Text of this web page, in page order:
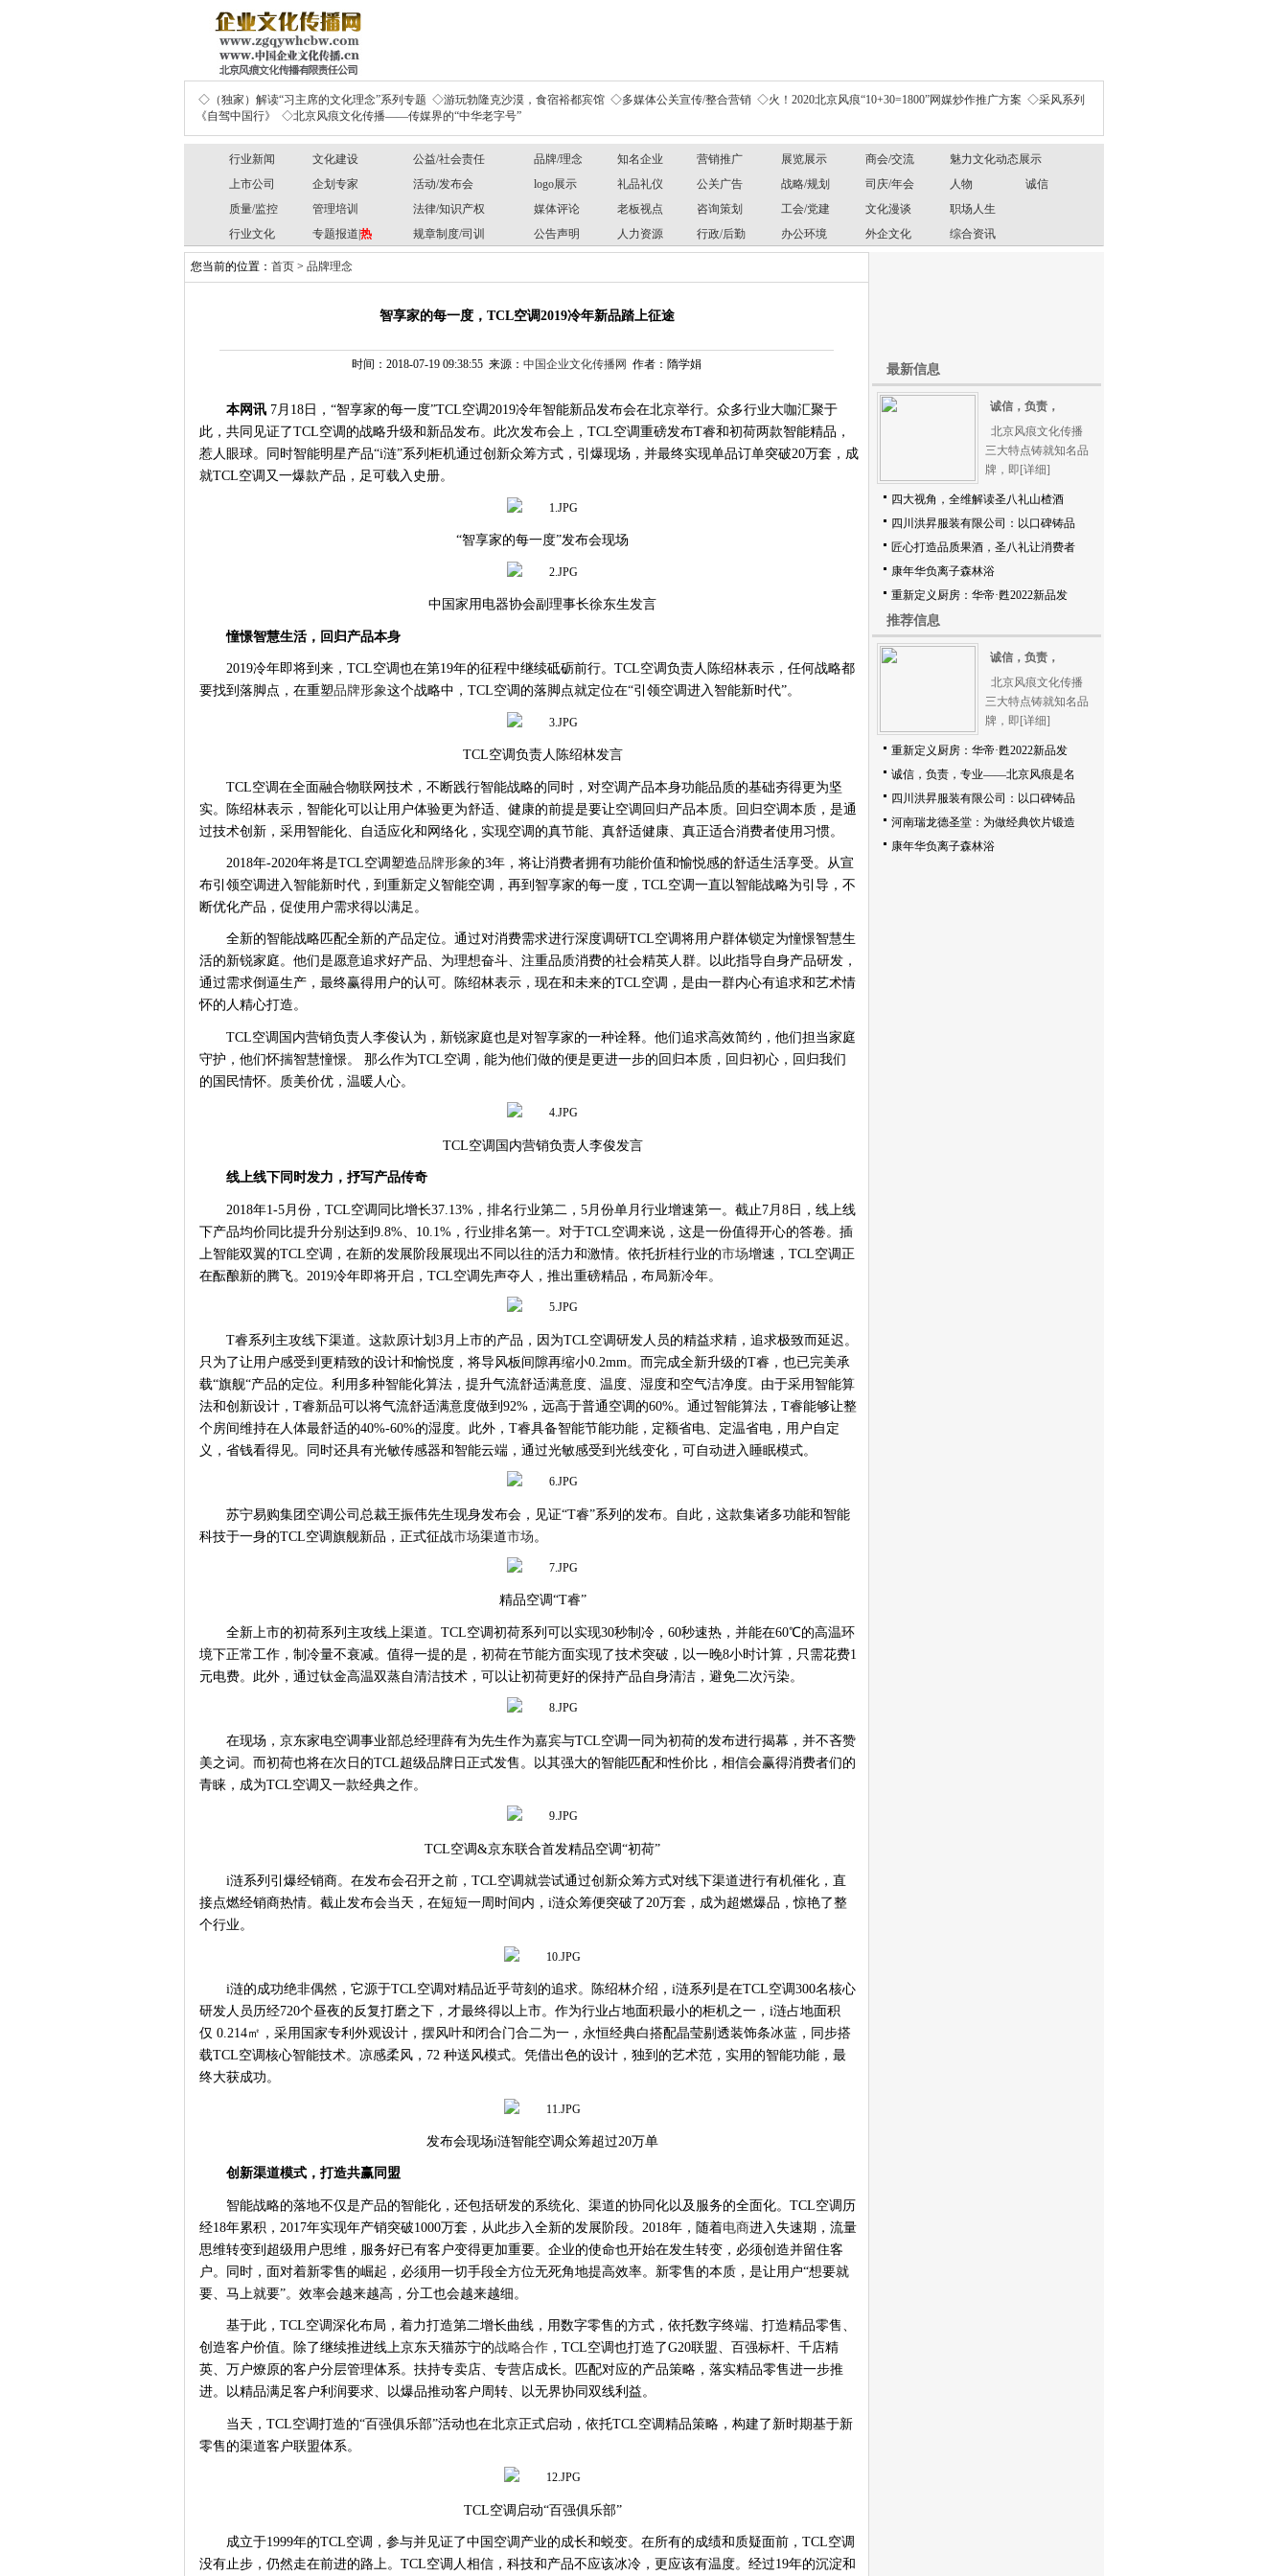
◇（独家）解读“习主席的文化理念”系列专题 ◇游玩勃隆克沙漠，食宿裕都宾馆 ◇多媒体公关宣传/整合营销 ◇火！2020北京风痕“10+30=1800”网媒炒作推广方案 ◇采风系列
《自驾中国行》
◇北京风痕文化传播——传媒界的“中华老字号”
行业新闻 文化建设 公益/社会责任 品牌/理念 知名企业 营销推广 展览展示 商会/交流
魅力文化动态展示
上市公司
企划专家 活动/发布会 logo展示 礼品礼仪 公关广告 战略/规划 司庆/年会 人物
诚信
质量/监控
管理培训 法律/知识产权 媒体评论 老板视点 咨询策划 工会/党建 文化漫谈
职场人生
行业文化
专题报道| 热 规章制度/司训 公告声明 人力资源 行政/后勤 办公环境 外企文化 综合资讯
您当前的位置： 首页 > 品牌理念
智享家的每一度，TCL空调2019冷年新品踏上征途
时间：2018-07-19 09:38:55 来源： 中国企业文化传播网 作者：隋学娟
本网讯 7月18日，“智享家的每一度”TCL空调2019冷年智能新品发布会在北京举行。众多行业大咖汇聚于
此，共同见证了TCL空调的战略升级和新品发布。此次发布会上，TCL空调重磅发布T睿和初荷两款智能精品，
惹人眼球。同时智能明星产品“i涟”系列柜机通过创新众筹方式，引爆现场，并最终实现单品订单突破20万套，成
就TCL空调又一爆款产品，足可载入史册。
“智享家的每一度”发布会现场
中国家用电器协会副理事长徐东生发言
憧憬智慧生活，回归产品本身
2019冷年即将到来，TCL空调也在第19年的征程中继续砥砺前行。 TCL空调负责人陈绍林表示， 任何战略都
要找到落脚点，在重塑品牌形象这个战略中， TCL空调的落脚点就定位在“引领空调进入智能新时代”。
TCL空调负责人陈绍林发言
TCL空调在全面融合物联网技术，不断践行智能战略的同时，对空调产品本身功能品质的基础夯得更为坚
实。陈绍林表示，智能化可以让用户体验更为舒适、健康的前提是要让空调回归产品本质。回归空调本质，是通
过技术创新，采用智能化、自适应化和网络化，实现空调的真节能、真舒适健康、真正适合消费者使用习惯。
2018年-2020年将是TCL空调塑造品牌形象 的3年，将让消费者拥有功能价值和愉悦感的舒适生活享受。从宣
布引领空调进入智能新时代，到重新定义智能空调，再到智享家的每一度，TCL空调一直以智能战略为引导，不
断优化产品，促使用户需求得以满足。
全新的智能战略匹配全新的产品定位。 通过对消费需求进行深度调研TCL空调将用户群体锁定为憧憬智慧生
活的新锐家庭。他们是愿意追求好产品、为理想奋斗、注重品质消费的社会精英人群。 以此指导自身产品研发，
通过需求倒逼生产，最终赢得用户的认可。陈绍林表示，现在和未来的TCL空调，是由一群内心有追求和艺术情
怀的人精心打造。
TCL空调国内营销负责人李俊认为，新锐家庭也是对智享家的一种诠释。他们追求高效简约，他们担当家庭
守护，他们怀揣智慧憧憬。 那么作为TCL空调，能为他们做的便是更进一步的回归本质，回归初心，回归我们
的国民情怀。质美价优，温暖人心。
TCL空调国内营销负责人李俊发言
线上线下同时发力，抒写产品传奇
2018年1-5 月份， TCL空调同比增长37. 13%， 排名行业第二， 5 月份单月行业增速第一。截止 7月8日，线上线
下产品均价同比提升分别达到9.8%、10.1%，行业排名第一。对于TCL空调来说，这是一份值得开心的答卷。插
上智能双翼的TCL空调，在新的发展阶段展现出不同以往的活力和激情。依托折桂行业的市场增速，TCL空调正
在酝酿新的腾飞。 2019冷年即将开启，TCL空调先声夺人，推出重磅精品，布局新冷年。
T睿系列主攻线下渠道。这款原计划3月上市的产品，因为TCL空调研发人员的精益求精，追求极致而延迟。
只为了让用户感受到更精致的设计和愉悦度，将导风板间隙再缩小0.2mm。而完成全新升级的T睿，也已完美承
载“旗舰“产品的定位。利用多种智能化算法，提升气流舒适满意度、温度、湿度和空气洁净度。由于采用智能算
法和创新设计，T睿新品可以将气流舒适满意度做到92%，远高于普通空调的60%。通过智能算法， T睿能够让整
个房间维持在人体最舒适的40%-60%的湿度。此外，T睿具备智能节能功能，定额省电、定温省电，用户自定
义，省钱看得见。同时还具有光敏传感器和智能云端，通过光敏感受到光线变化，可自动进入睡眠模式。
苏宁易购集团空调公司总裁王振伟先生现身发布会，见证“T睿”系列的发布。自此，这款集诸多功能和智能
科技于一身的TCL空调旗舰新品，正式征战市场渠道市场 。
精品空调“T睿”
全新上市的初荷系列主攻线上渠道。 TCL空调初荷系列可以实现30秒制冷，60秒速热，并能在60℃的高温环
境下正常工作，制冷量不衰减。值得一提的是，初荷在节能方面实现了技术突破，以一晚8小时计算，只需花费1
元电费。此外，通过钛金高温双蒸自清洁技术，可以让初荷更好的保持产品自身清洁，避免二次污染。
在现场， 京东家电空调事业部总经理薛有为先生作为嘉宾与TCL空调一同为初荷的发布进行揭幕，并不吝赞
美之词。而初荷也将在次日的TCL超级品牌日正式发售。以其强大的智能匹配和性价比，相信会赢得消费者们的
青睐，成为TCL空调又一款经典之作。
TCL空调&京东联合首发精品空调“初荷”
i涟系列引爆经销商。在发布会召开之前，TCL空调就尝试通过创新众筹方式对线下渠道进行有机催化，直
接点燃经销商热情。截止发布会当天，在短短一周时间内，i涟众筹便突破了20万套，成为超燃爆品，惊艳了整
个行业。
i涟的成功绝非偶然，它源于TCL空调对精品近乎苛刻的追求。陈绍林介绍， i涟系列 是在TCL空调300名核心
研发人员历经720个昼夜的反复打磨之下，才最终得以上市。 作为行业占地面积最小的柜机之一， i涟占地面积
仅 0.214㎡，采用国家专利外观设计，摆风叶和闭合门合二为一，永恒经典白搭配晶莹剔透装饰条冰蓝，同步搭
载TCL空调核心智能技术。 凉感柔风， 72 种送风模式。 凭借出色的设计，独到的艺术范，实用的智能功能，最
终大获成功。
发布会现场i涟智能空调众筹超过20万单
创新渠道模式，打造共赢同盟
智能战略的落地不仅是产品的智能化，还包括研发的系统化、渠道的协同化以及服务的全面化。 TCL空调历
经18年累积，2017年实现年产销突破1000万套，从此步入全新的发展阶段。2018年，随着电商进入失速期，流量
思维转变到超级用户思维，服务好已有客户变得更加重要。企业的使命也开始在发生转变，必须创造并留住客
户。同时，面对着新零售的崛起，必须用一切手段全方位无死角地提高效率。新零售的本质，是让用户“想要就
要、马上就要”。效率会越来越高，分工也会越来越细。
基于此， TCL空调深化布局，着力打造第二增长曲线，用数字零售的方式，依托数字终端、打造精品零售、
创造客户价值。除了继续推进线上京东天猫苏宁的战略合作 ， TCL空调也打造了G20联盟、百强标杆、千店精
英、万户燎原的客户分层管理体系。 扶持专卖店、专营店成长。匹配对应的产品策略，落实精品零售进一步推
进。以精品满足客户利润要求、以爆品推动客户周转、以无界协同双线利益。
当天， TCL空调打造的“百强俱乐部”活动也在北京正式启动，依托TCL空调精品策略，构建了新时期基于新
零售的渠道客户联盟体系。
TCL空调启动“百强俱乐部”
成立于1999年的TCL空调，参与并见证了中国空调产业的成长和蜕变。在所有的成绩和质疑面前，TCL空调
没有止步，仍然走在前进的路上。TCL空调人相信，科技和产品不应该冰冷，更应该有温度。经过19年的沉淀和
最新信息
诚信，负责，
北京风痕文化传播
三大特点铸就知名品
牌，即 [详细]
四大视角，全维解读圣八礼山楂酒
四川洪昇服装有限公司：以口碑铸品
匠心打造品质果酒，圣八礼让消费者
康年华负离子森林浴
重新定义厨房：华帝·甦2022新品发
推荐信息
诚信，负责，
北京风痕文化传播
三大特点铸就知名品
牌，即 [详细]
重新定义厨房：华帝·甦2022新品发
诚信，负责，专业——北京风痕是名
四川洪昇服装有限公司：以口碑铸品
河南瑞龙德圣堂：为做经典饮片锻造
康年华负离子森林浴